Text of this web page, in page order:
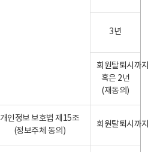
3년
회원탈퇴시까
혹은 2년
(재동의)
개인정보 보호법 제15조
(정보주체 동의)
회원탈퇴시까